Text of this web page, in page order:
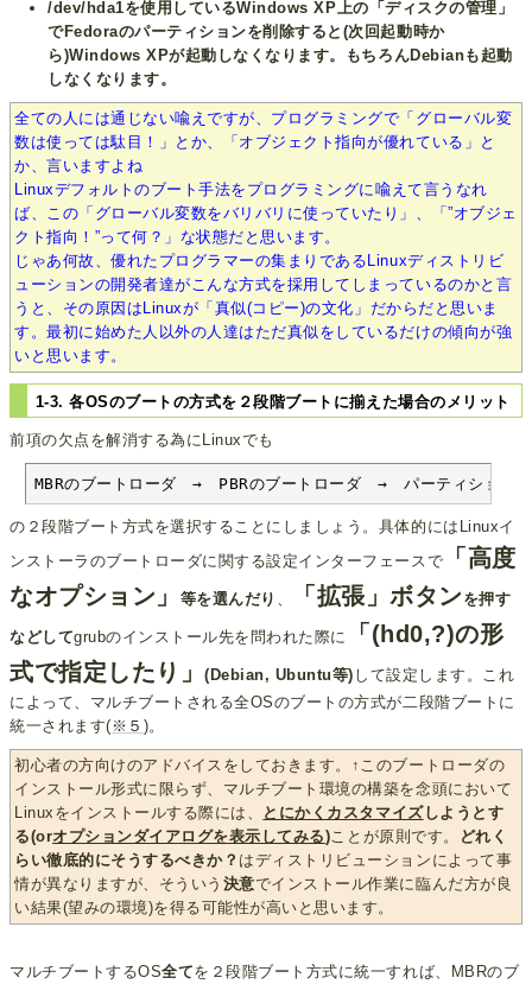
/dev/hda1を使用しているWindows XP上の「ディスクの管理」
でFedoraのパーティションを削除すると(次回起動時か
ら)Windows XPが起動しなくなります。もちろんDebianも起動
しなくなります。
全ての人には通じない喩えですが、プログラミングで「グローバル変
数は使っては駄目！」とか、「オブジェクト指向が優れている」と
か、言いますよね
Linuxデフォルトのブート手法をプログラミングに喩えて言うなれ
ば、この「グローバル変数をバリバリに使っていたり」、「”オブジェ
クト指向！”って何？」な状態だと思います。
じゃあ何故、優れたプログラマーの集まりであるLinuxディストリビ
ューションの開発者達がこんな方式を採用してしまっているのかと言
うと、その原因はLinuxが「真似(コピー)の文化」だからだと思いま
す。最初に始めた人以外の人達はただ真似をしているだけの傾向が強
いと思います。
1-3. 各OSのブートの方式を２段階ブートに揃えた場合のメリット
前項の欠点を解消する為にLinuxでも
MBRのブートローダ　→　PBRのブートローダ　→　パーティション
の２段階ブート方式を選択することにしましょう。具体的にはLinuxイ
ンストーラのブートローダに関する設定インターフェースで
「高度
なオプション」
等を選んだり 、 「拡張」ボタン を押す
などしてgrubのインストール先を問われた際に
「(hd0,?)の形
式で指定したり」(Debian, Ubuntu等) して設定します。これ
によって、マルチブートされる全OSのブートの方式が二段階ブートに
統一されます( ※５ )。
初心者の方向けのアドバイスをしておきます。↑このブートローダの
インストール形式に限らず、マルチブート環境の構築を念頭において
Linuxをインストールする際には、
とにかくカスタマイズしようとす
る(orオプションダイアログを表示してみる)ことが原則です。
どれく
らい徹底的にそうするべきか？ はディストリビューションによって事
情が異なりますが、そういう 決意でインストール作業に臨んだ方が良
い結果(望みの環境)を得る可能性が高いと思います。
マルチブートするOS全てを２段階ブート方式に統一すれば、MBRのブ